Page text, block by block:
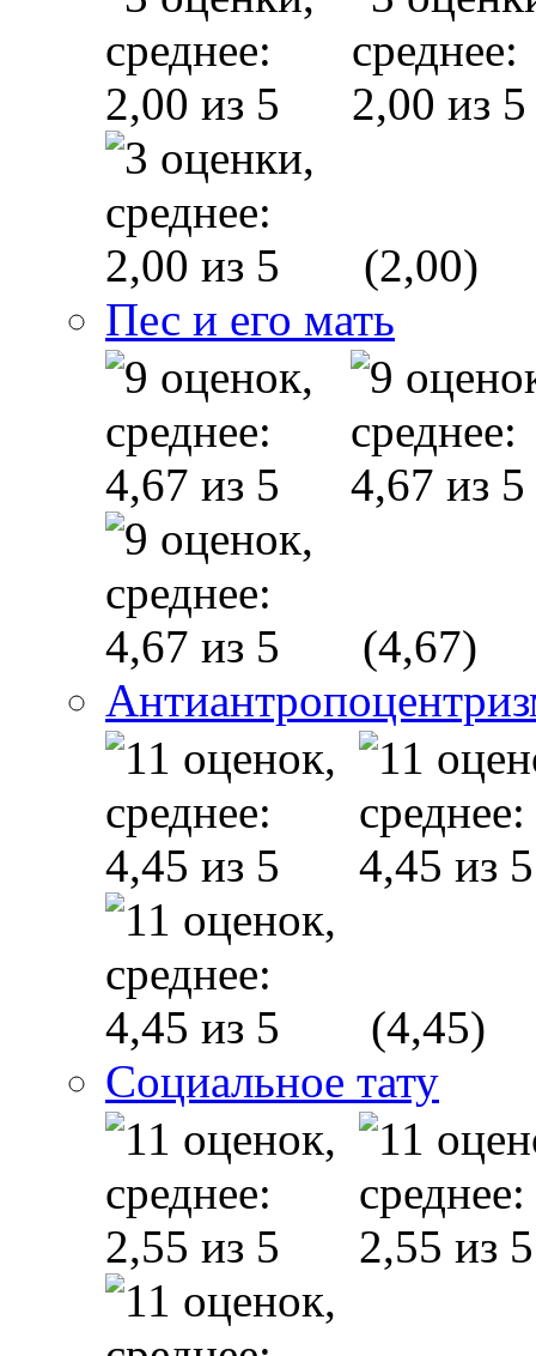
(2,00)
Пес и его мать
(4,67)
(4,45)
Социальное тату